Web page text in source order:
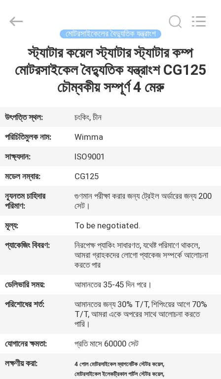
ভিডিও
সম্বন্ধে
কারখানা
গুণমান
উদ্ধৃতি
অনুরোধ
Parts
মোটরসাইকেলের বৈদ্যুতিক যন্ত্রাংশ
স্ট্যাটার কয়েল স্ট্যাটার স্ট্যাটার কম্প
মোটরসাইকেল বৈদ্যুতিক যন্ত্রাংশ CG125
চৌম্বকীয় সম্পূর্ণ 4 মেরু
উৎপত্তি স্থল:
চংকিং, চীন
পরিচিতিমুলক নাম:
Wimma
সাক্ষ্যদান:
ISO9001
মডেল নম্বার:
CG125
ন্যূনতম চাহিদার
পরিমাণ:
গুণমান পরীক্ষা করার জন্য ট্রেইল অর্ডারের জন্য 200
সেট।
মূল্য:
To be negotiated.
প্যাকেজিং বিবরণ:
নিরপেক্ষ প্যাকিং সাধারণত, যথেষ্ট পরিমাণে থাকলে,
আমরা গ্রাহকদের লোগো প্যাকেজ সম্পর্কে আলোচনা
করতে পার
ডেলিভারি সময়:
আমানতের 35-45 দিন পরে।
পরিশোধের শর্ত:
আমানতের জন্য 30% T/T, শিপিংয়ের আগে 70%
T/T, আমরা একে অপরের সাথে আলোচনা করতে
পারি।
যোগানের ক্ষমতা:
প্রতি মাসে 60000 সেট
লক্ষণীয় করা:
4 পোল মোটরসাইকেল ম্যাগনেটিক স্টেটর কয়েল,
মোটরসাইকেল ইলেকট্রিকাল পার্টস স্টেটর কয়েল,